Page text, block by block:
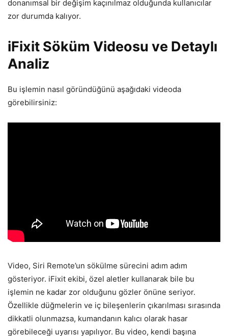
donanımsal bir değişim kaçınılmaz olduğunda kullanıcılar
zor durumda kalıyor.
iFixit Söküm Videosu ve Detaylı
Analiz
Bu işlemin nasıl göründüğünü aşağıdaki videoda
görebilirsiniz:
Video, Siri Remote’un sökülme sürecini adım adım
gösteriyor. iFixit ekibi, özel aletler kullanarak bile bu
işlemin ne kadar zor olduğunu gözler önüne seriyor.
Özellikle düğmelerin ve iç bileşenlerin çıkarılması sırasında
dikkatli olunmazsa, kumandanın kalıcı olarak hasar
görebileceği uyarısı yapılıyor. Bu video, kendi başına